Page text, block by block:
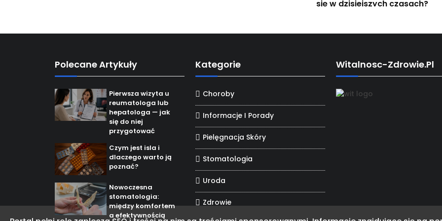
się w dzisiejszych czasach?
Polecane Artykuły
Pierwsza wizyta u
reumatologa lub
hepatologa — jak
się do niej
przygotować
Czym jest isla i
dlaczego warto ją
poznać?
Nowoczesna
stomatologia:
między komfortem
a efektywnością
Kategorie
Choroby
Informacje I Porady
Pielęgnacja Skóry
Stomatologia
Uroda
Zdrowie
Witalnosc-Zdrowie.pl